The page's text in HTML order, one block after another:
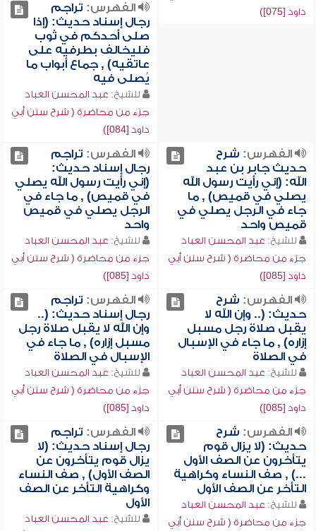
داود [075])
الفهرس: تراجم
رجال إسناد حديث: (إذا
صلى أحدكم في ثوب
فليخالف بطرفيه على
عاتقيه) , جماع أبواب ما
يُصلى فيه
للشيخ: عبد المحسن العباد
جزء من محاضرة ( شرح سنن أبي
داود [084])
الفهرس: شرح
حديث جابر بن عبد
الله: (إني رأيت رسول الله
يصلي في قميص) , ما
جاء في الرجل يصلي في
قميص واحد
للشيخ: عبد المحسن العباد
جزء من محاضرة ( شرح سنن أبي
داود [085])
الفهرس: تراجم
رجال إسناد حديث:
(إني رأيت رسول الله يصلي
في قميص) , ما جاء في
الرجل يصلي في قميص
واحد
للشيخ: عبد المحسن العباد
جزء من محاضرة ( شرح سنن أبي
داود [085])
الفهرس: شرح
حديث: (.. وإن الله لا
يقبل صلاة رجل مسبل
إزاره) , ما جاء في الإسبال
في الصلاة
للشيخ: عبد المحسن العباد
جزء من محاضرة ( شرح سنن أبي
داود [085])
الفهرس: تراجم
رجال إسناد حديث: (..
وإن الله لا يقبل صلاة رجل
مسبل إزاره) , ما جاء في
الإسبال في الصلاة
للشيخ: عبد المحسن العباد
جزء من محاضرة ( شرح سنن أبي
داود [085])
الفهرس: شرح
حديث: (لا يزال قوم
يتأخرون عن الصف الأول
...) , صف النساء وكراهية
التأخر عن الصف الأول
للشيخ: عبد المحسن العباد
جزء من محاضرة ( شرح سنن أبي
الفهرس: تراجم
رجال إسناد حديث: (لا
يزال قوم يتأخرون عن
الصف الأول) , صف النساء
وكراهية التأخر عن الصف
الأول
للشيخ: عبد المحسن العباد